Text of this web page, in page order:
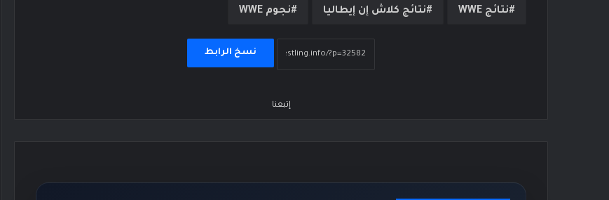
نتائج WWE نتائج كلاش إن إيطاليا نجوم WWE
نسخ الرابط
إتبعنا